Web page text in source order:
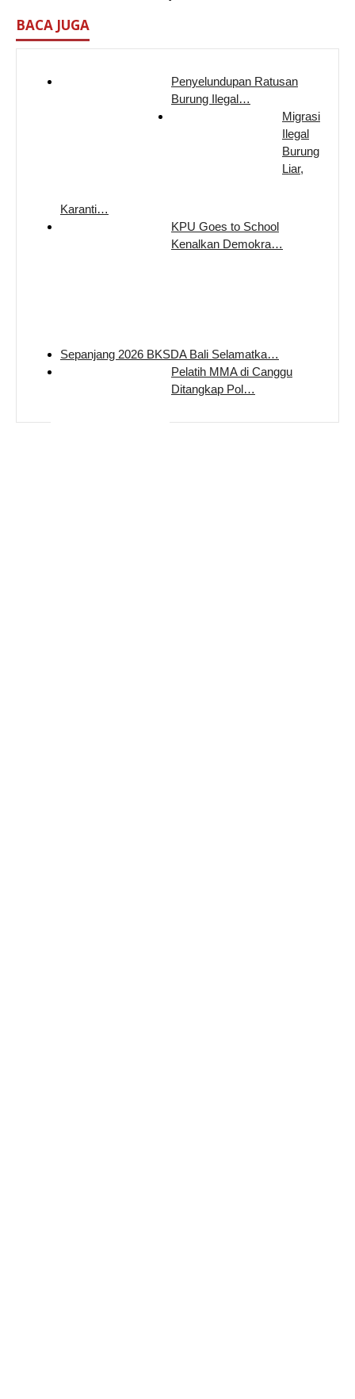
BACA JUGA
Penyelundupan Ratusan
Burung Ilegal…
Migrasi
Ilegal
Burung
Liar,
Karanti…
KPU Goes to School
Kenalkan Demokra…
Sepanjang 2026 BKSDA Bali Selamatka…
Pelatih MMA di Canggu
Ditangkap Pol…